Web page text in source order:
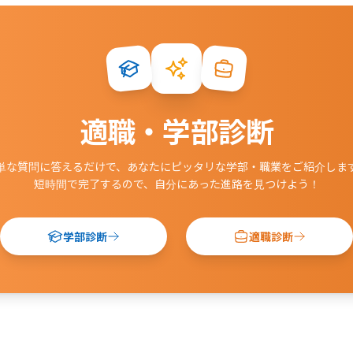
適職・学部診断
な質問に答えるだけで、あなたにピッタリな学部・職業をご紹介しま
短時間で完了するので、自分にあった進路を見つけよう！
学部診断 適職診断